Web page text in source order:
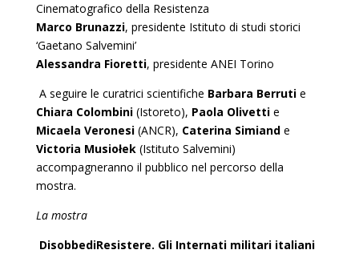
Cinematografico della Resistenza
Marco Brunazzi, presidente Istituto di studi storici
‘Gaetano Salvemini’
Alessandra Fioretti, presidente ANEI Torino
A seguire le curatrici scientifiche Barbara Berruti e
Chiara Colombini(Istoreto), Paola Olivettie
Micaela Veronesi (ANCR), Caterina Simiand e
Victoria Musiołek (Istituto Salvemini)
accompagneranno il pubblico nel percorso della
mostra.
La mostra
DisobbediResistere. Gli Internati militari italiani